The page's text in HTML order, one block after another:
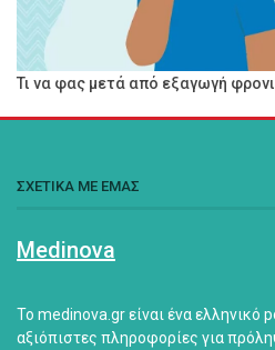
Τι να φας μετά από εξαγωγή
ΣΧΕΤΙΚΑ ΜΕ ΕΜΑΣ
Medinova
Το medinova.gr είναι ένα ελληνικό
αξιόπιστες πληροφορίες για